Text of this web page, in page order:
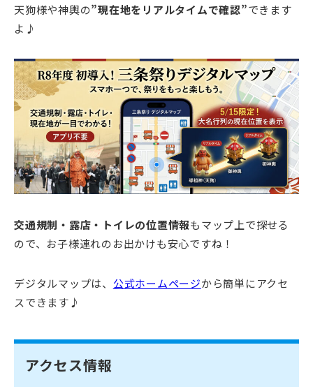
天狗様や神輿の”現在地をリアルタイムで確認”できます
よ♪
交通規制・露店・トイレの位置情報もマップ上で探せる
ので、お子様連れのお出かけも安心ですね！
デジタルマップは、 公式ホームページから簡単にアクセ
スできます♪
アクセス情報